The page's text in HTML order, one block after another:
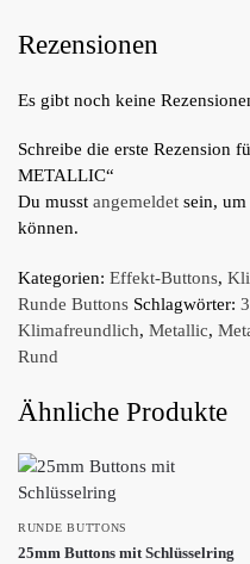
Rezensionen
Es gibt noch keine
Schreibe die erste Rezension
METALLIC“
Du musst angemeldet sein,
können.
Kategorien: Effekt-Buttons,
Runde Buttons Schlagwörter:
Klimafreundlich, Metallic,
Rund
Ähnliche Produkte
RUNDE BUTTONS
25mm Buttons mit Schlüsselring